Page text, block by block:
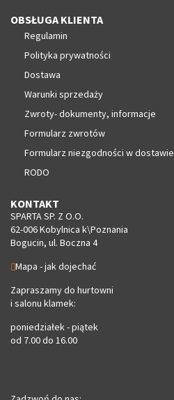
OBSŁUGA KLIENTA
Regulamin
Polityka prywatności
Dostawa
Warunki sprzedaży
Zwroty- dokumenty, informacje
Formularz zwrotów
Formularz niezgodności w dostawie
RODO
KONTAKT
SPARTA SP. Z O.O.
62-006 Kobylnica k\Poznania
Bogucin, ul. Boczna 4
Mapa - jak dojechać
Zapraszamy do hurtowni
i salonu klamek:
poniedziałek - piątek
od 7.00 do 16.00